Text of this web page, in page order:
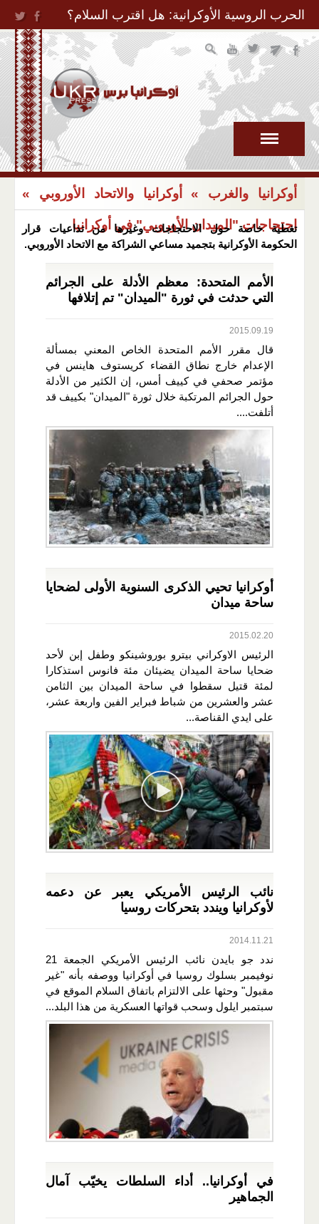
Jump to Navigation
الحرب الروسية الأوكرانية: هل اقترب السلام؟
أوكرانيا والغرب » أوكرانيا والاتحاد الأوروبي »
احتجاجات "الميدان الأوروبي" في أوكرانيا
تغطية خاصة حول الاحتجاجات وغيرها من تداعيات قرار
الحكومة الأوكرانية بتجميد مساعي الشراكة مع الاتحاد الأوروبي.
الأمم المتحدة: معظم الأدلة على الجرائم
التي حدثت في ثورة "الميدان" تم إتلافها
2015.09.19
قال مقرر الأمم المتحدة الخاص المعني بمسألة
الإعدام خارج نطاق القضاء كريستوف هاينس في
مؤتمر صحفي في كييف أمس، إن الكثير من الأدلة
حول الجرائم المرتكبة خلال ثورة "الميدان" بكييف قد
أتلفت....
أوكرانيا تحيي الذكرى السنوية الأولى لضحايا
ساحة ميدان
2015.02.20
الرئيس الاوكراني بيترو بوروشينكو وطفل إبن لأحد
ضحايا ساحة الميدان يضيئان مئة فانوس استذكارا
لمئة قتيل سقطوا في ساحة الميدان بين الثامن
عشر والعشرين من شباط فبراير الفين واربعة عشر،
على ايدي القناصة...
نائب الرئيس الأمريكي يعبر عن دعمه
لأوكرانيا ويندد بتحركات روسيا
2014.11.21
ندد جو بايدن نائب الرئيس الأمريكي الجمعة 21
نوفيمبر بسلوك روسيا في أوكرانيا ووصفه بأنه "غير
مقبول" وحثها على الالتزام باتفاق السلام الموقع في
سبتمبر ايلول وسحب قواتها العسكرية من هذا البلد...
في أوكرانيا.. أداء السلطات يخيّب آمال
الجماهير